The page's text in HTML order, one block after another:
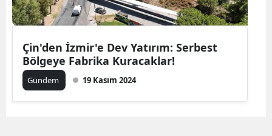
Çanakkale
Çankırı
Çin'den İzmir'e Dev Yatırım: Serbest
Bölgeye Fabrika Kuracaklar!
Gündem 19 Kasım 2024